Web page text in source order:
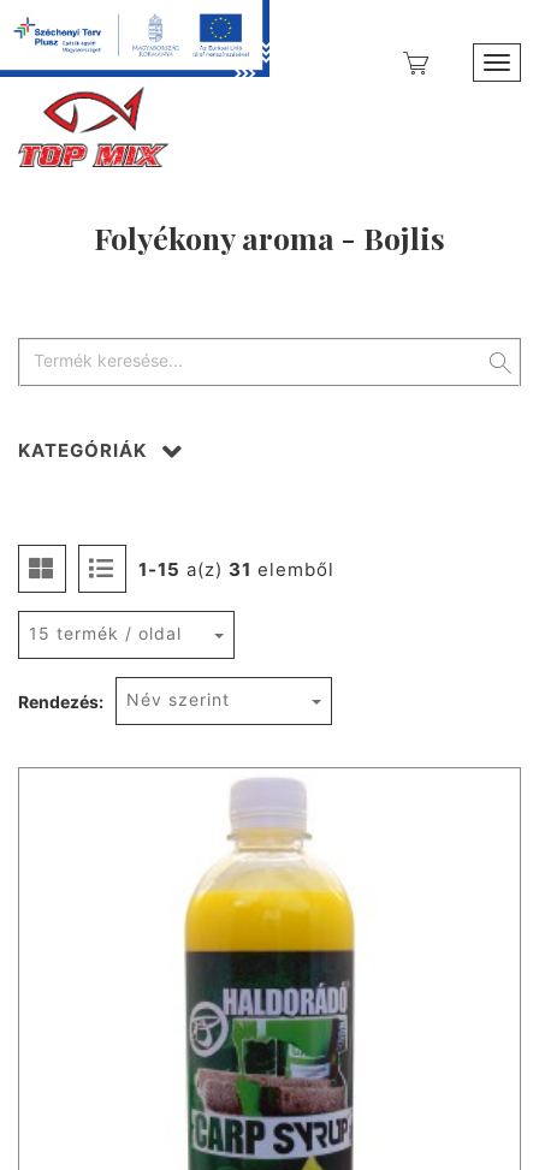
Folyékony aroma - Bojlis
1-15 a(z) 31 elemből
15 termék / oldal
Rendezés: Név szerint
KATEGÓRIÁK